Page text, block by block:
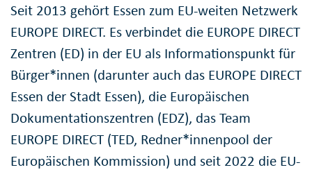
Seit 2013 gehört Essen zum EU-weiten Netzwerk
EUROPE DIRECT. Es verbindet die EUROPE DIRECT
Zentren (ED) in der EU als Informationspunkt für
Bürger*innen (darunter auch das EUROPE DIRECT
Essen der Stadt Essen), die Europäischen
Dokumentationszentren (EDZ), das Team
EUROPE DIRECT (TED, Redner*innenpool der
Europäischen Kommission) und seit 2022 die EU-